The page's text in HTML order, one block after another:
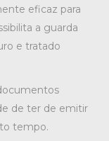
eficaz para
a guarda
e tratado
de ter de emitir
tempo.